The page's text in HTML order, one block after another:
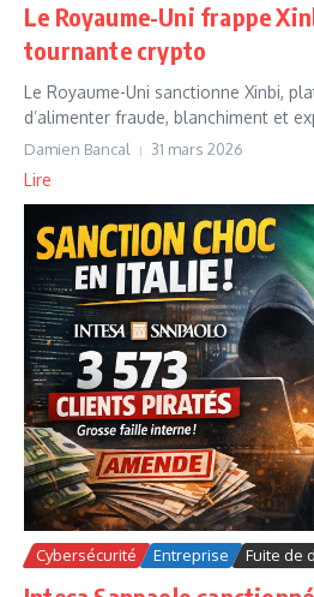
Le Royaume-Uni frappe
tournante crypto
Le Royaume-Uni sanctionne Xinbi,
d’alimenter fraude, blanchiment et
Damien Bancal 31 mars 2026
Lire
Cybersécurité Entreprise Fuite de